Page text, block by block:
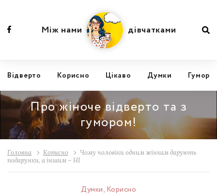
Відвертo Корисно Цікаво Думки Гумор
Між нами дівчатками
Про жіноче відверто та з
гумором!
Головна Корисно
Чому чоловіки одним жінкам дарують
подарунки, а іншим – НІ
Думки, Корисно